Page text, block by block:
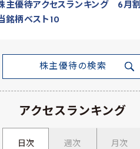
主優待アクセスランキング 6月割
銘柄ベスト10
株主優待の検索
アクセスランキング
日次 週次 月次